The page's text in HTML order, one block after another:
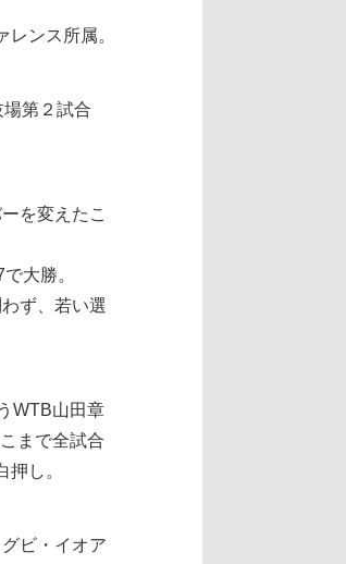
ンス所属。
第２試合
を変えたこ
大勝。
ず、若い選
WTB山田章
まで全試合
し。
ビ・イオア